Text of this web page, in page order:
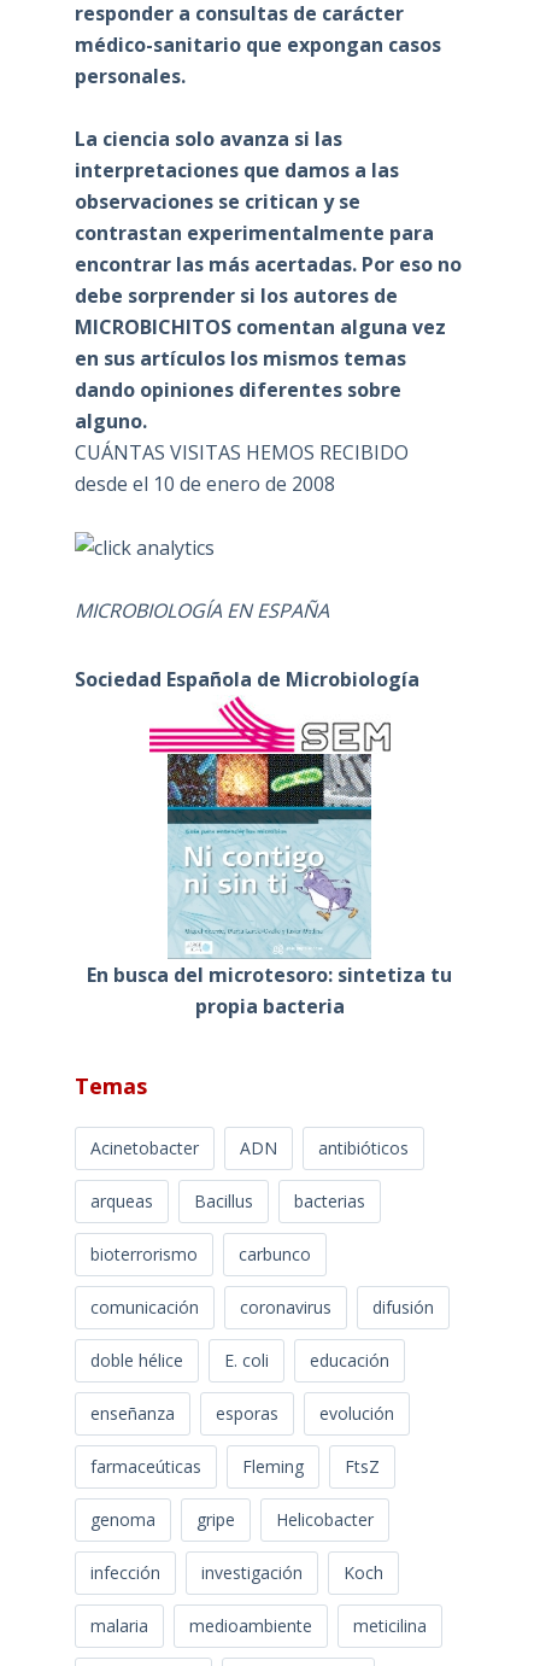
responder a consultas de carácter
médico-sanitario que expongan casos
personales.
La ciencia solo avanza si las
interpretaciones que damos a las
observaciones se critican y se
contrastan experimentalmente para
encontrar las más acertadas. Por eso no
debe sorprender si los autores de
MICROBICHITOS comentan alguna vez
en sus artículos los mismos temas
dando opiniones diferentes sobre
alguno.
CUÁNTAS VISITAS HEMOS RECIBIDO
desde el 10 de enero de 2008
MICROBIOLOGÍA EN ESPAÑA
Sociedad Española de Microbiología
En busca del microtesoro: sintetiza tu
propia bacteria
Temas
Acinetobacter ADN antibióticos
arqueas Bacillus bacterias
bioterrorismo carbunco
comunicación coronavirus difusión
doble hélice E. coli educación
enseñanza esporas evolución
farmaceúticas Fleming FtsZ
genoma gripe Helicobacter
infección investigación Koch
malaria medioambiente meticilina